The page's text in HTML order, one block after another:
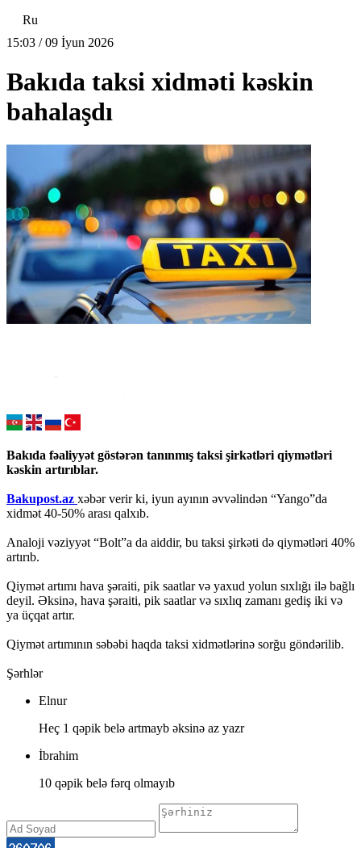
Ru
15:03 / 09 İyun 2026
Bakıda taksi xidməti kəskin
bahalaşdı
Bakıda fəaliyyət göstərən tanınmış taksi şirkətləri qiymətləri
kəskin artırıblar.
Bakupost.az xəbər verir ki, iyun ayının əvvəlindən “Yango”da
xidmət 40-50% arası qalxıb.
Analoji vəziyyət “Bolt”a da aiddir, bu taksi şirkəti də qiymətləri 40%
artırıb.
Qiymət artımı hava şəraiti, pik saatlar və yaxud yolun sıxlığı ilə bağlı
deyil. Əksinə, hava şəraiti, pik saatlar və sıxlıq zamanı gediş iki və
ya üçqat artır.
Qiymət artımının səbəbi haqda taksi xidmətlərinə sorğu göndərilib.
Şərhlər
Elnur
Heç 1 qəpik belə artmayb əksinə az yazr
İbrahim
10 qəpik belə fərq olmayıb